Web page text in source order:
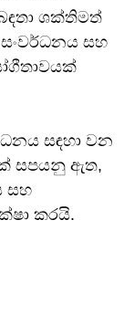
ශක්තිමත්
සහ
සඳහා වන
සපයනු ඇත,
සහ
කරයි.